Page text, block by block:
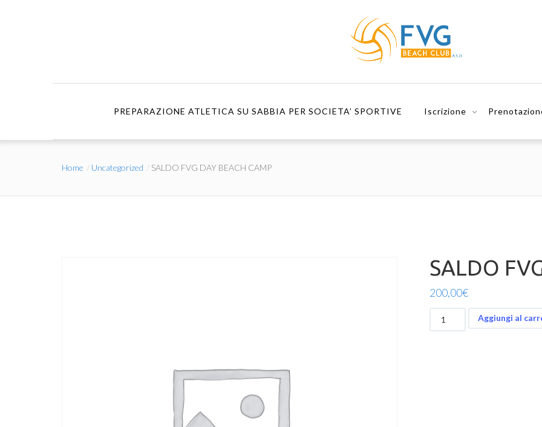
PREPARAZIONE ATLETICA SU SABBIA PER SOCIETA’ SPORTIVE Iscrizione
Home Uncategorized SALDO FVG DAY BEACH CAMP
SALDO
200,00€
FVG
Aggiungi al